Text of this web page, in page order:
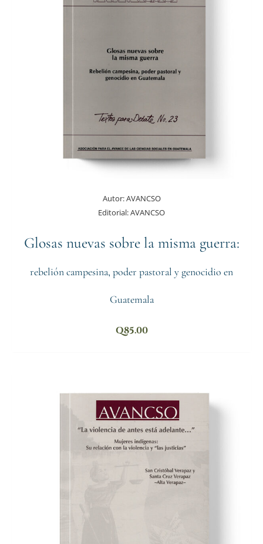
Autor:AVANCSO
Editorial:AVANCSO
Glosas nuevas sobre la misma guerra:
rebelión campesina, poder pastoral y genocidio en
Guatemala
Q85.00